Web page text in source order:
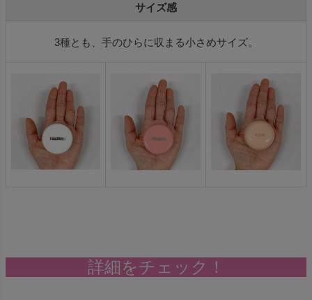
サイズ感
3種とも、手のひらに収まる小さめサイズ。
詳細をチェック！